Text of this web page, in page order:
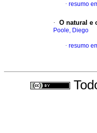
· resumo
· O natural e
Poole, Diego
· resumo